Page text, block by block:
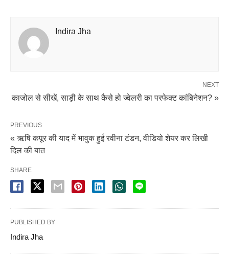
Indira Jha
NEXT
काजोल से सीखें, साड़ी के साथ कैसे हो ज्वेलरी का परफेक्ट कांबिनेशन? »
PREVIOUS
« ऋषि कपूर की याद में भावुक हुई रवीना टंडन, वीडियो शेयर कर लिखी
दिल की बात
SHARE
PUBLISHED BY
Indira Jha